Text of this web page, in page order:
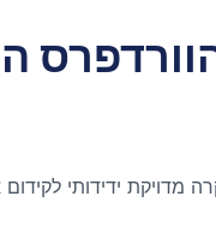
מדויקת ידידותי